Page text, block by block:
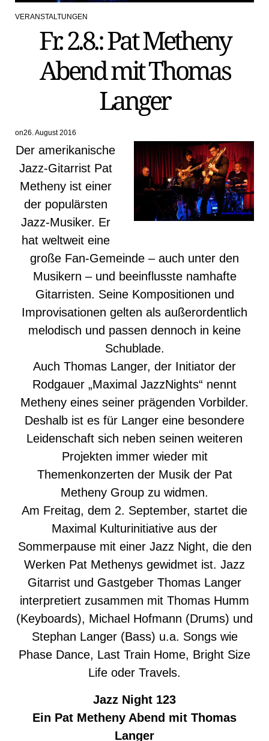
POSTED
VERANSTALTUNGEN
Fr. 2.8.: Pat Metheny
Abend mit Thomas
Langer
on26. August 2016
Der amerikanische
Jazz-Gitarrist Pat
Metheny ist einer
der populärsten
Jazz-Musiker. Er
hat weltweit eine
große Fan-Gemeinde – auch unter den
Musikern – und beeinflusste namhafte
Gitarristen. Seine Kompositionen und
Improvisationen gelten als außerordentlich
melodisch und passen dennoch in keine
Schublade.
Auch Thomas Langer, der Initiator der
Rodgauer „Maximal JazzNights“ nennt
Metheny eines seiner prägenden Vorbilder.
Deshalb ist es für Langer eine besondere
Leidenschaft sich neben seinen weiteren
Projekten immer wieder mit
Themenkonzerten der Musik der Pat
Metheny Group zu widmen.
Am Freitag, dem 2. September, startet die
Maximal Kulturinitiative aus der
Sommerpause mit einer Jazz Night, die den
Werken Pat Methenys gewidmet ist. Jazz
Gitarrist und Gastgeber Thomas Langer
interpretiert zusammen mit Thomas Humm
(Keyboards), Michael Hofmann (Drums) und
Stephan Langer (Bass) u.a. Songs wie
Phase Dance, Last Train Home, Bright Size
Life oder Travels.
Jazz Night 123
Ein Pat Metheny Abend mit Thomas
Langer